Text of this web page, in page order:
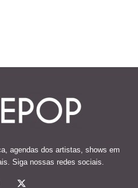
agendas dos artistas, shows em
Siga nossas redes sociais.